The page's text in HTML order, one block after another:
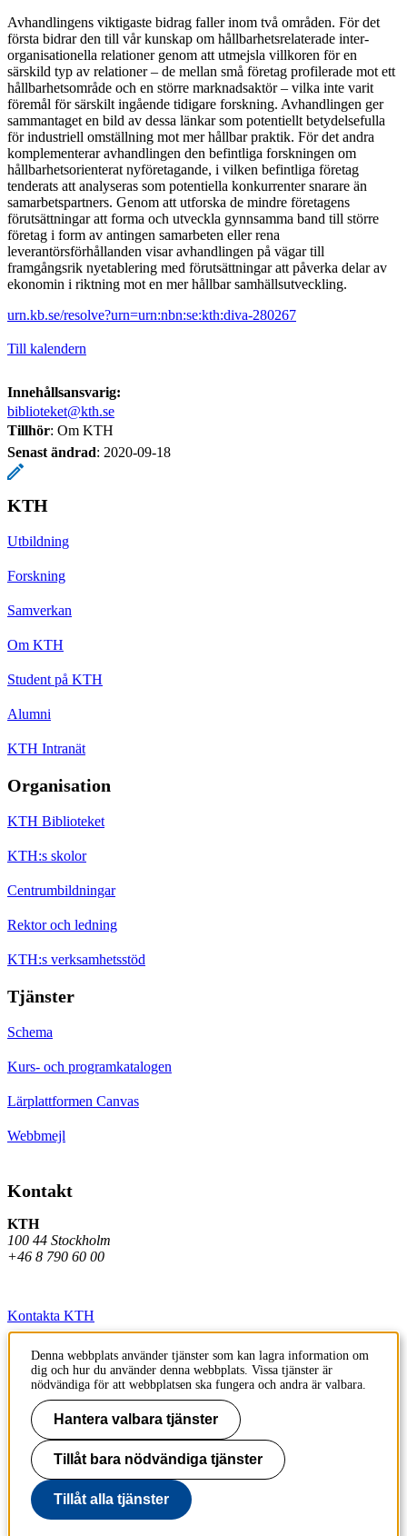
Avhandlingens viktigaste bidrag faller inom två områden. För det
första bidrar den till vår kunskap om hållbarhetsrelaterade inter-
organisationella relationer genom att utmejsla villkoren för en
särskild typ av relationer – de mellan små företag profilerade mot ett
hållbarhetsområde och en större marknadsaktör – vilka inte varit
föremål för särskilt ingående tidigare forskning. Avhandlingen ger
sammantaget en bild av dessa länkar som potentiellt betydelsefulla
för industriell omställning mot mer hållbar praktik. För det andra
komplementerar avhandlingen den befintliga forskningen om
hållbarhetsorienterat nyföretagande, i vilken befintliga företag
tenderats att analyseras som potentiella konkurrenter snarare än
samarbetspartners. Genom att utforska de mindre företagens
förutsättningar att forma och utveckla gynnsamma band till större
företag i form av antingen samarbeten eller rena
leverantörsförhållanden visar avhandlingen på vägar till
framgångsrik nyetablering med förutsättningar att påverka delar av
ekonomin i riktning mot en mer hållbar samhällsutveckling.
urn.kb.se/resolve?urn=urn:nbn:se:kth:diva-280267
Till kalendern
Innehållsansvarig:
biblioteket@kth.se
Tillhör: Om KTH
Senast ändrad: 2020-09-18
KTH
Utbildning
Forskning
Samverkan
Om KTH
Student på KTH
Alumni
KTH Intranät
Organisation
KTH Biblioteket
KTH:s skolor
Centrumbildningar
Rektor och ledning
KTH:s verksamhetsstöd
Tjänster
Schema
Kurs- och programkatalogen
Lärplattformen Canvas
Webbmejl
Kontakt
KTH
100 44 Stockholm
+46 8 790 60 00
Kontakta KTH
Jobba på KTH
Press och media
Faktura och betalning KTH
Om KTH:s webbplatser
Tillgänglighetsredogörelse
Denna webbplats använder tjänster som kan lagra information om
dig och hur du använder denna webbplats. Vissa tjänster är
nödvändiga för att webbplatsen ska fungera och andra är valbara.
Hantera valbara tjänster
Tillåt bara nödvändiga tjänster
Tillåt alla tjänster